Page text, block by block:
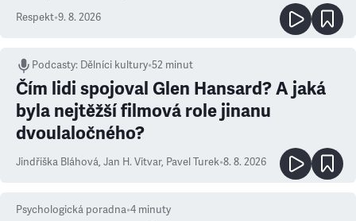
Respekt•9. 8. 2026
Podcasty: Dělníci kultury•52 minut
Čím lidi spojoval Glen Hansard? A jaká
byla nejtěžší filmová role jinanu
dvoulaločného?
Jindřiška Bláhová, Jan H. Vitvar, Pavel Turek•8. 8. 2026
Psychologická poradna•4 minuty